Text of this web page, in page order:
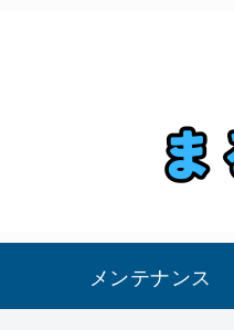
メンテナンス